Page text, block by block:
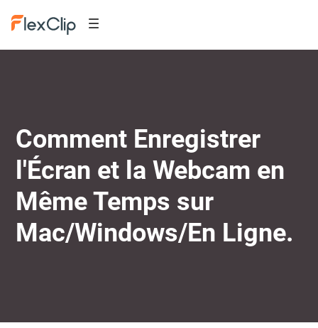
Comment Enregistrer
l'Écran et la Webcam en
Même Temps sur
Mac/Windows/En Ligne.